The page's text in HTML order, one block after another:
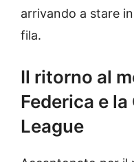
arrivando a stare
fila.
Il ritorno al
Federica e
League